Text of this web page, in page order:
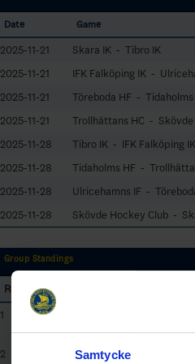
Samtycke
Date Game
2025-11-21 Skara IK - Tibro IK
2025-11-21
IFK Falköping IK -
2025-11-21
Töreboda HF - Tidaholms
2025-11-21
Trollhättans HC - Skövde
2025-11-28
Tibro IK - IFK Falköping IK
2025-11-28
Tidaholms HF -
2025-11-28
Ulricehamns IF -
2025-11-28
Skövde Hockey Club -
Group Standings
RK Team
1
Skövde Hockey
Club
2 Töreboda HF